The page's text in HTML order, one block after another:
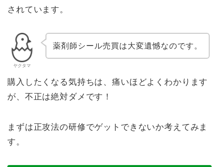
されています。
ヤクタマ
薬剤師シール売買は大変遺憾なのです。
購入したくなる気持ちは、痛いほどよくわかります
が、不正は絶対ダメです！
まずは正攻法の研修でゲットできないか考えてみま
す。